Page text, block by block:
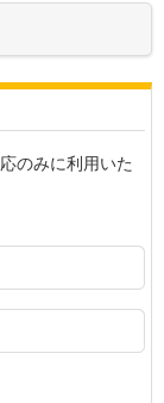
のみに利用いた